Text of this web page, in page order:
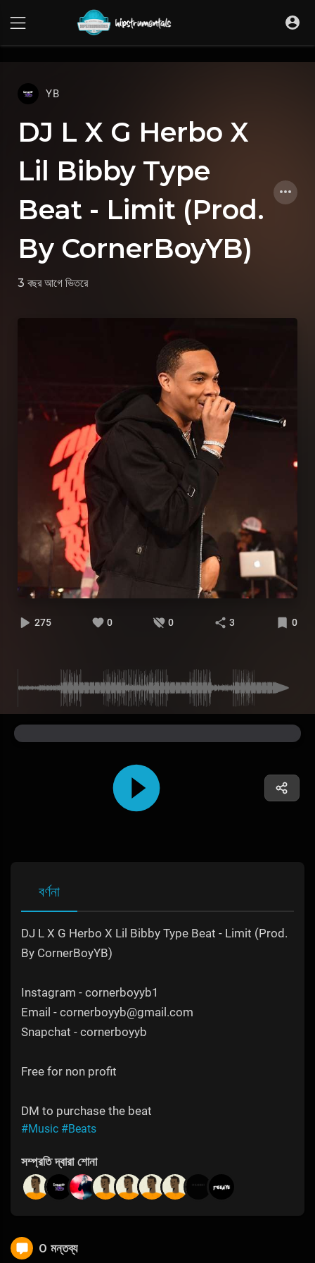
YB
DJ L X G Herbo X
Lil Bibby Type
Beat - Limit (Prod.
By CornerBoyYB)
3 বছর আগে ভিতরে
275 0 0 3 0
বর্ণনা
DJ L X G Herbo X Lil Bibby Type Beat - Limit (Prod.
By CornerBoyYB)
Instagram - cornerboyyb1
Email - cornerboyyb@gmail.com
Snapchat - cornerboyyb
Free for non profit
DM to purchase the beat
#Music #Beats
সম্প্রতি দ্বারা শোনা
0 মন্তব্য